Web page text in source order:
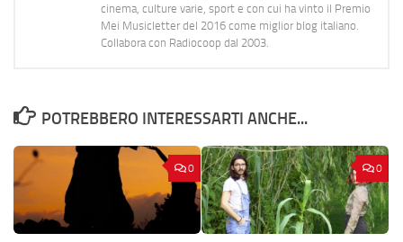
cinema, culture varie, sport e con cui ha vinto il Premio
Mei Musicletter del 2016 come miglior blog italiano.
Collabora con Radiocoop dal 2003.
POTREBBERO INTERESSARTI ANCHE...
0 0